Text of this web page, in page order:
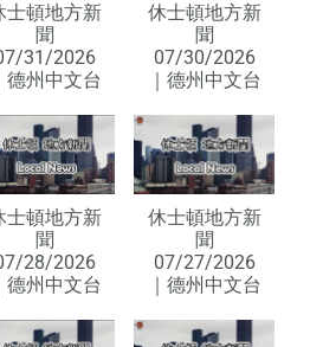
士頓地方新
聞
31/2026
｜德州中文台
休士頓地方新
聞
07/30/2026
｜德州中文台
士頓地方新
聞
28/2026
德州中文台
休士頓地方新
聞
07/27/2026
｜德州中文台